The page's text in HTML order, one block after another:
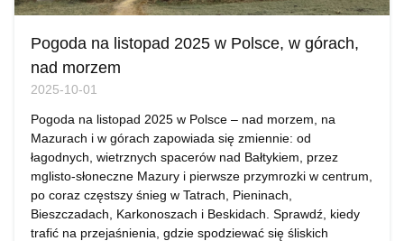
Pogoda na listopad 2025 w Polsce, w górach,
nad morzem
2025-10-01
Pogoda na listopad 2025 w Polsce – nad morzem, na
Mazurach i w górach zapowiada się zmiennie: od
łagodnych, wietrznych spacerów nad Bałtykiem, przez
mglisto-słoneczne Mazury i pierwsze przymrozki w centrum,
po coraz częstszy śnieg w Tatrach, Pieninach,
Bieszczadach, Karkonoszach i Beskidach. Sprawdź, kiedy
trafić na przejaśnienia, gdzie spodziewać się śliskich